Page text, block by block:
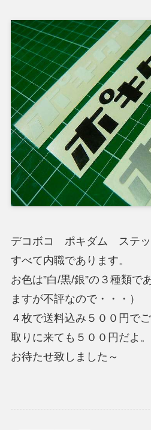
デコボコ ポキダム ステ
すべて内職であります。
お色は”白/黒/銀”の３種類で
ますが不評なので・・・）
４枚で送料込み５００円でご
取りに来ても５００円だよ。
お待たせ致しました～